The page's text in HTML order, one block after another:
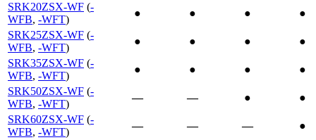
SRK20ZSX-WF (-
WFB, -WFT)
● ● ●
●
SRK25ZSX-WF (-
WFB, -WFT)
● ● ●
●
SRK35ZSX-WF (-
WFB, -WFT)
● ● ●
●
SRK50ZSX-WF (-
WFB, -WFT)
― ― ●
●
SRK60ZSX-WF (-
WFB, -WFT)
― ― ―
●